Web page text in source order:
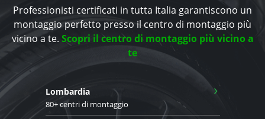
Professionisti certificati in tutta Italia garantiscono un
montaggio perfetto presso il centro di montaggio più
vicino a te. Scopri il centro di montaggio più vicino a
te
Lombardia
80+ centri di montaggio
›